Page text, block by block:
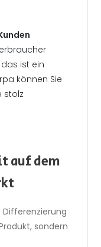
ist ein
können Sie
stolz
auf dem
sondern